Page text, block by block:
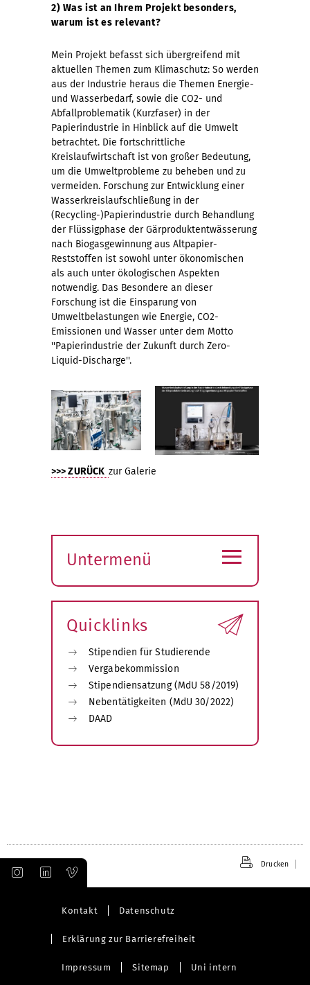
2) Was ist an Ihrem Projekt besonders,
warum ist es relevant?
Mein Projekt befasst sich übergreifend mit
aktuellen Themen zum Klimaschutz: So werden
aus der Industrie heraus die Themen Energie-
und Wasserbedarf, sowie die CO2- und
Abfallproblematik (Kurzfaser) in der
Papierindustrie in Hinblick auf die Umwelt
betrachtet. Die fortschrittliche
Kreislaufwirtschaft ist von großer Bedeutung,
um die Umweltprobleme zu beheben und zu
vermeiden. Forschung zur Entwicklung einer
Wasserkreislaufschließung in der
(Recycling-)Papierindustrie durch Behandlung
der Flüssigphase der Gärproduktentwässerung
nach Biogasgewinnung aus Altpapier-
Reststoffen ist sowohl unter ökonomischen
als auch unter ökologischen Aspekten
notwendig. Das Besondere an dieser
Forschung ist die Einsparung von
Umweltbelastungen wie Energie, CO2-
Emissionen und Wasser unter dem Motto
''Papierindustrie der Zukunft durch Zero-
Liquid-Discharge''.
>>> ZURÜCKzur Galerie
Untermenü
öffnen
≡
Quicklinks
Stipendien für Studierende
Vergabekommission
Stipendiensatzung (MdU 58/2019)
Nebentätigkeiten (MdU 30/2022)
DAAD
Drucken
Kontakt Datenschutz
Erklärung zur Barrierefreiheit
Impressum Sitemap Uni intern